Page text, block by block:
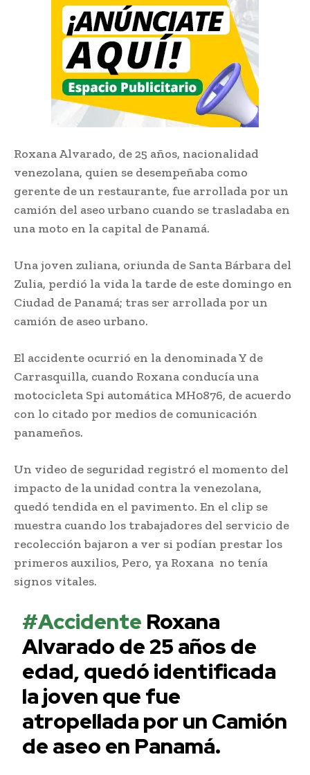
Roxana Alvarado, de 25 años, nacionalidad
venezolana, quien se desempeñaba como
gerente de un restaurante, fue arrollada por un
camión del aseo urbano cuando se trasladaba en
una moto en la capital de Panamá.
Una joven zuliana, oriunda de Santa Bárbara del
Zulia, perdió la vida la tarde de este domingo en
Ciudad de Panamá; tras ser arrollada por un
camión de aseo urbano.
El accidente ocurrió en la denominada Y de
Carrasquilla, cuando Roxana conducía una
motocicleta Spi automática MH0876, de acuerdo
con lo citado por medios de comunicación
panameños.
Un video de seguridad registró el momento del
impacto de la unidad contra la venezolana,
quedó tendida en el pavimento. En el clip se
muestra cuando los trabajadores del servicio de
recolección bajaron a ver si podían prestar los
primeros auxilios, Pero, ya Roxana no tenía
signos vitales.
#Accidente Roxana
Alvarado de 25 años de
edad, quedó identificada
la joven que fue
atropellada por un Camión
de aseo en Panamá.